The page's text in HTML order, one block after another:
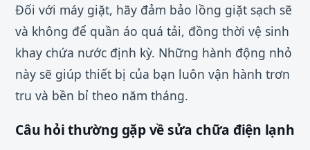
Đối với máy giặt, hãy đảm bảo lồng giặt sạch sẽ
và không để quần áo quá tải, đồng thời vệ sinh
khay chứa nước định kỳ. Những hành động nhỏ
này sẽ giúp thiết bị của bạn luôn vận hành trơn
tru và bền bỉ theo năm tháng.
Câu hỏi thường gặp về sửa chữa điện lạnh